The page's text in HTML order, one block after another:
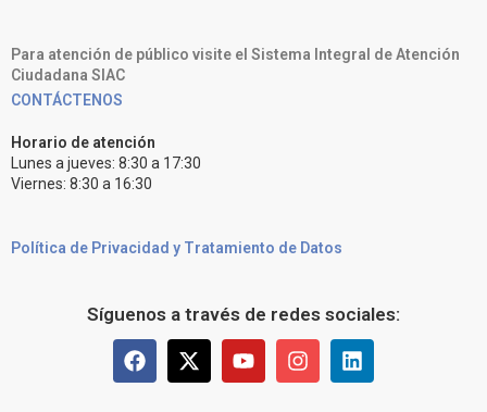
Para atención de público visite el Sistema Integral de Atención
Ciudadana SIAC
CONTÁCTENOS
Horario de atención
Lunes a jueves: 8:30 a 17:30
Viernes: 8:30 a 16:30
Política de Privacidad y Tratamiento de Datos
Síguenos a través de redes sociales: